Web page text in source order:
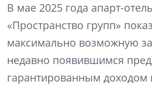
В мае 2025 года апарт-
«Пространство групп»
максимально возможную
недавно появившимся
гарантированным доходом